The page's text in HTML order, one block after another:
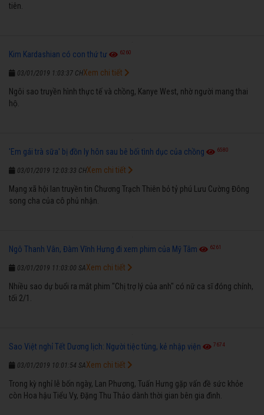
tiên.
Kim Kardashian có con thứ tư 6260
03/01/2019 1:03:37 CH
Ngôi sao truyền hình thực tế và chồng, Kanye West, nhờ người mang thai
hộ.
Xem chi tiết
'Em gái trà sữa' bị đồn ly hôn sau bê bối tình dục của chồng 6580
03/01/2019 12:03:33 CH
Mạng xã hội lan truyền tin Chương Trạch Thiên bỏ tỷ phú Lưu Cường Đông
song cha của cô phủ nhận.
Xem chi tiết
Ngô Thanh Vân, Đàm Vĩnh Hưng đi xem phim của Mỹ Tâm 6261
03/01/2019 11:03:00 SA
Nhiều sao dự buổi ra mắt phim "Chị trợ lý của anh" có nữ ca sĩ đóng chính,
tối 2/1.
Xem chi tiết
Sao Việt nghỉ Tết Dương lịch: Người tiệc tùng, kẻ nhập viện 7674
03/01/2019 10:01:54 SA
Trong kỳ nghỉ lễ bốn ngày, Lan Phương, Tuấn Hưng gặp vấn đề sức khỏe
còn Hoa hậu Tiểu Vy, Đặng Thu Thảo dành thời gian bên gia đình.
Xem chi tiết